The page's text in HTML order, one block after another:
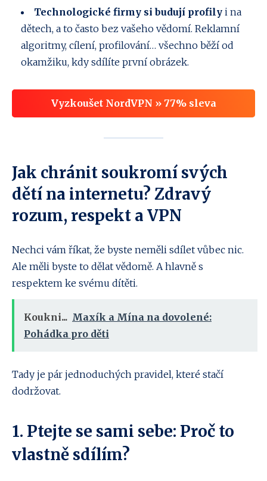
Technologické firmy si budují profily i na
dětech, a to často bez vašeho vědomí. Reklamní
algoritmy, cílení, profilování… všechno běží od
okamžiku, kdy sdílíte první obrázek.
Vyzkoušet NordVPN » 77% sleva
Jak chránit soukromí svých
dětí na internetu? Zdravý
rozum, respekt a VPN
Nechci vám říkat, že byste neměli sdílet vůbec nic.
Ale měli byste to dělat vědomě. A hlavně s
respektem ke svému dítěti.
Koukni... Maxík a Mína na dovolené:
Pohádka pro děti
Tady je pár jednoduchých pravidel, které stačí
dodržovat.
1. Ptejte se sami sebe: Proč to
vlastně sdílím?